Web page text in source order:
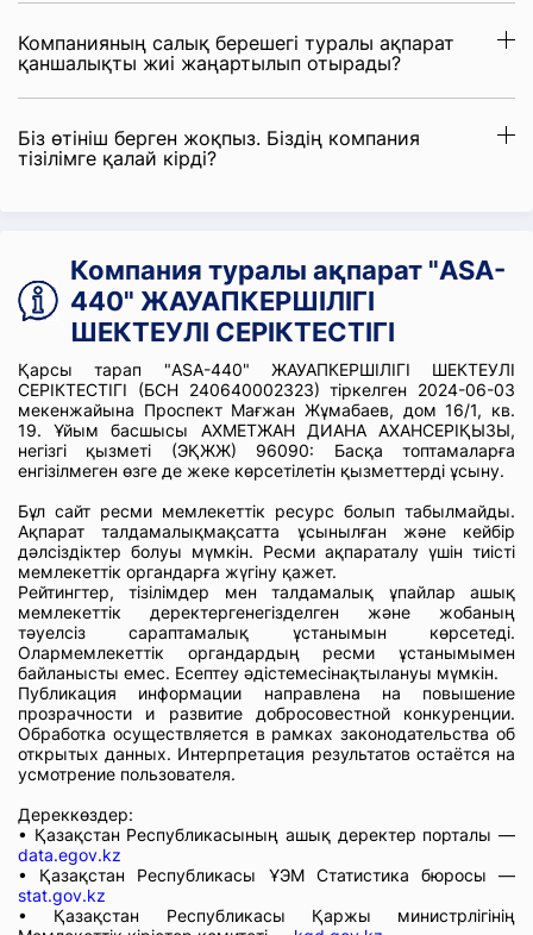
Компанияның салық берешегі туралы ақпарат
қаншалықты жиі жаңартылып отырады?
Біз өтініш берген жоқпыз. Біздің компания
тізілімге қалай кірді?
Компания туралы ақпарат "ASA-
440" ЖАУАПКЕРШІЛІГІ
ШЕКТЕУЛІ СЕРІКТЕСТІГІ
Қарсы тарап "ASA-440" ЖАУАПКЕРШІЛІГІ ШЕКТЕУЛІ
СЕРІКТЕСТІГІ (БСН 240640002323) тіркелген 2024-06-03
мекенжайына Проспект Мағжан Жұмабаев, дом 16/1, кв.
19. Ұйым басшысы АХМЕТЖАН ДИАНА АХАНСЕРІҚЫЗЫ,
негізгі қызметі (ЭҚЖЖ) 96090: Басқа топтамаларға
енгізілмеген өзге де жеке көрсетілетін қызметтерді ұсыну.
Бұл сайт ресми мемлекеттік ресурс болып табылмайды.
Ақпарат талдамалықмақсатта ұсынылған және кейбір
дәлсіздіктер болуы мүмкін. Ресми ақпараталу үшін тиісті
мемлекеттік органдарға жүгіну қажет.
Рейтингтер, тізілімдер мен талдамалық ұпайлар ашық
мемлекеттік деректергенегізделген және жобаның
тәуелсіз сараптамалық ұстанымын көрсетеді.
Олармемлекеттік органдардың ресми ұстанымымен
байланысты емес. Есептеу әдістемесінақтылануы мүмкін.
Публикация информации направлена на повышение
прозрачности и развитие добросовестной конкуренции.
Обработка осуществляется в рамках законодательства об
открытых данных. Интерпретация результатов остаётся на
усмотрение пользователя.
Дереккөздер:
• Қазақстан Республикасының ашық деректер порталы —
data.egov.kz
• Қазақстан Республикасы ҰЭМ Статистика бюросы —
stat.gov.kz
• Қазақстан Республикасы Қаржы министрлігінің